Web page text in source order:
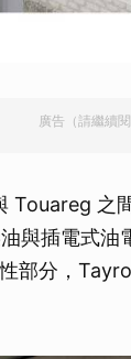
廣告（請繼續閱
之
與插電式油
部分，